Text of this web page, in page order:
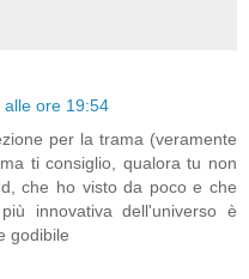
alle ore 19:54
per la trama (veramente
ti consiglio, qualora tu non
che ho visto da poco e che
innovativa dell'universo è
godibile